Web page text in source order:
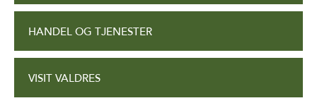
HANDEL OG TJENESTER
VISIT VALDRES